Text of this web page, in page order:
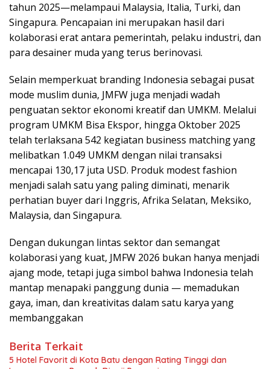
tahun 2025—melampaui Malaysia, Italia, Turki, dan
Singapura. Pencapaian ini merupakan hasil dari
kolaborasi erat antara pemerintah, pelaku industri, dan
para desainer muda yang terus berinovasi.
Selain memperkuat branding Indonesia sebagai pusat
mode muslim dunia, JMFW juga menjadi wadah
penguatan sektor ekonomi kreatif dan UMKM. Melalui
program UMKM Bisa Ekspor, hingga Oktober 2025
telah terlaksana 542 kegiatan business matching yang
melibatkan 1.049 UMKM dengan nilai transaksi
mencapai 130,17 juta USD. Produk modest fashion
menjadi salah satu yang paling diminati, menarik
perhatian buyer dari Inggris, Afrika Selatan, Meksiko,
Malaysia, dan Singapura.
Dengan dukungan lintas sektor dan semangat
kolaborasi yang kuat, JMFW 2026 bukan hanya menjadi
ajang mode, tetapi juga simbol bahwa Indonesia telah
mantap menapaki panggung dunia — memadukan
gaya, iman, dan kreativitas dalam satu karya yang
membanggakan
Berita Terkait
5 Hotel Favorit di Kota Batu dengan Rating Tinggi dan